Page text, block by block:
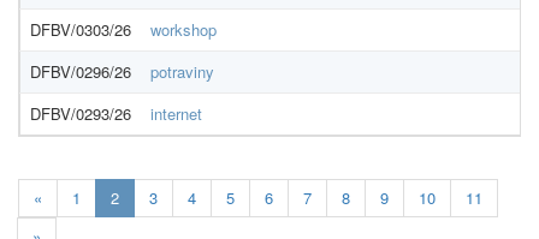
DFBV/0303/26
workshop
DFBV/0296/26
potraviny
DFBV/0293/26
internet
« 1 2Aktuálna
stránka
3 4 5 6 7 8 9 10
11